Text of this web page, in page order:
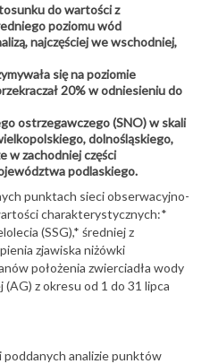
do wartości z
poziomu wód
najczęściej we wschodniej,
się na poziomie
20% w odniesieniu do
ostrzegawczego (SNO) w skali
dolnośląskiego,
w zachodniej części
podlaskiego.
punktach sieci obserwacyjno-
charakterystycznych:*
(SSG),* średniej z
zjawiska niżówki
położenia zwierciadła wody
z okresu od 1 do 31 lipca
poddanych analizie punktów